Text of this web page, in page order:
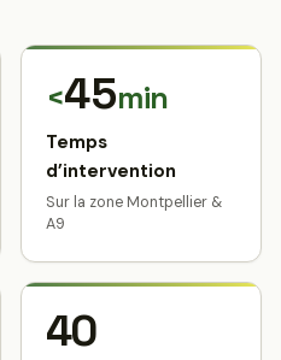
<45min
Temps
d’intervention
Sur la zone Montpellier &
A9
40